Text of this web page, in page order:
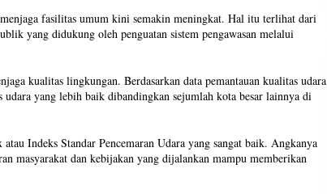
fasilitas umum kini semakin meningkat. Hal itu terlihat dari
yang didukung oleh penguatan sistem pengawasan melalui
kualitas lingkungan. Berdasarkan data pemantauan kualitas udara
yang lebih baik dibandingkan sejumlah kota besar lainnya di
Indeks Standar Pencemaran Udara yang sangat baik. Angkanya
masyarakat dan kebijakan yang dijalankan mampu memberikan